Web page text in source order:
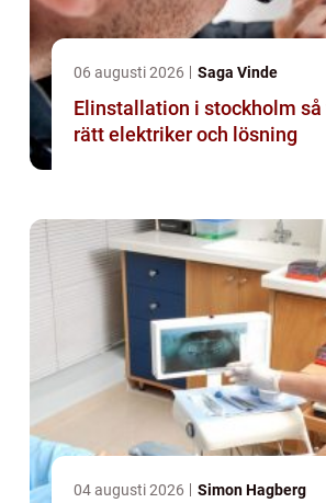
06 augusti 2026 Saga Vinde
Elinstallation i stockholm så väljer du
rätt elektriker och lösning
04 augusti 2026 Simon Hagberg